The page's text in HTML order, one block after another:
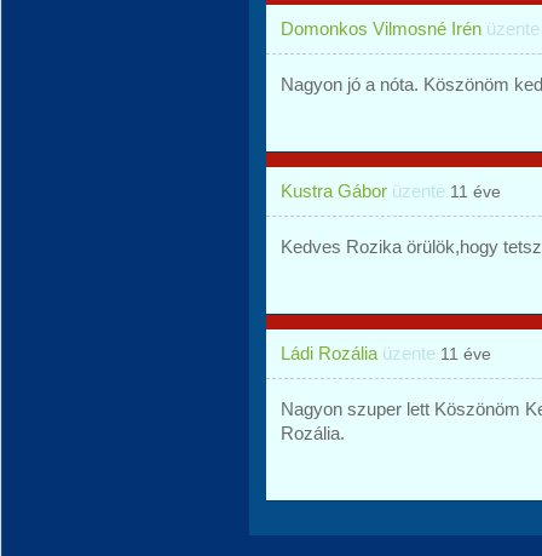
Domonkos Vilmosné Irén
Nagyon jó a nóta. Köszönöm
Kustra Gábor üzente 11 éve
Kedves Rozika örülök,hogy
Ládi Rozália üzente 11 éve
Nagyon szuper lett Köszönöm
Rozália.